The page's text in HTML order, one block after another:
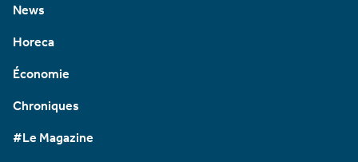
News
Horeca
Économie
Chroniques
#Le Magazine